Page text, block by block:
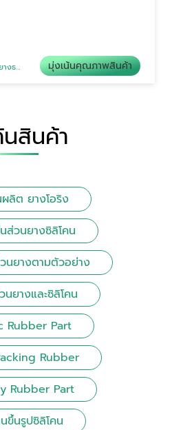
ชาติ มุ่งเน้นคุณภาพสินค้า
สินค้า
ผลิต ยางโอริง
ส่วนยางซิลิโคน
นยางตามตัวอย่าง
ยางและซิลิโคน
Rubber Part
Rubber
Rubber Part
ขึ้นรูปซิลิโคน